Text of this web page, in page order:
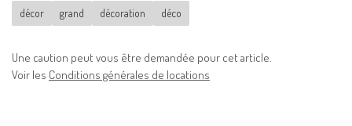
décor grand décoration déco
Une caution peut vous être demandée pour cet article.
Voir les Conditions générales de locations